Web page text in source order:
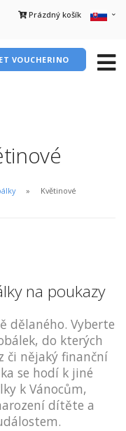
Prázdný košík
VOUCHERINO
Květinové
na poukazy
dělaného. Vyberte
do kterých
či nějaký finanční
se hodí k jiné
k Vánocům,
dítěte a